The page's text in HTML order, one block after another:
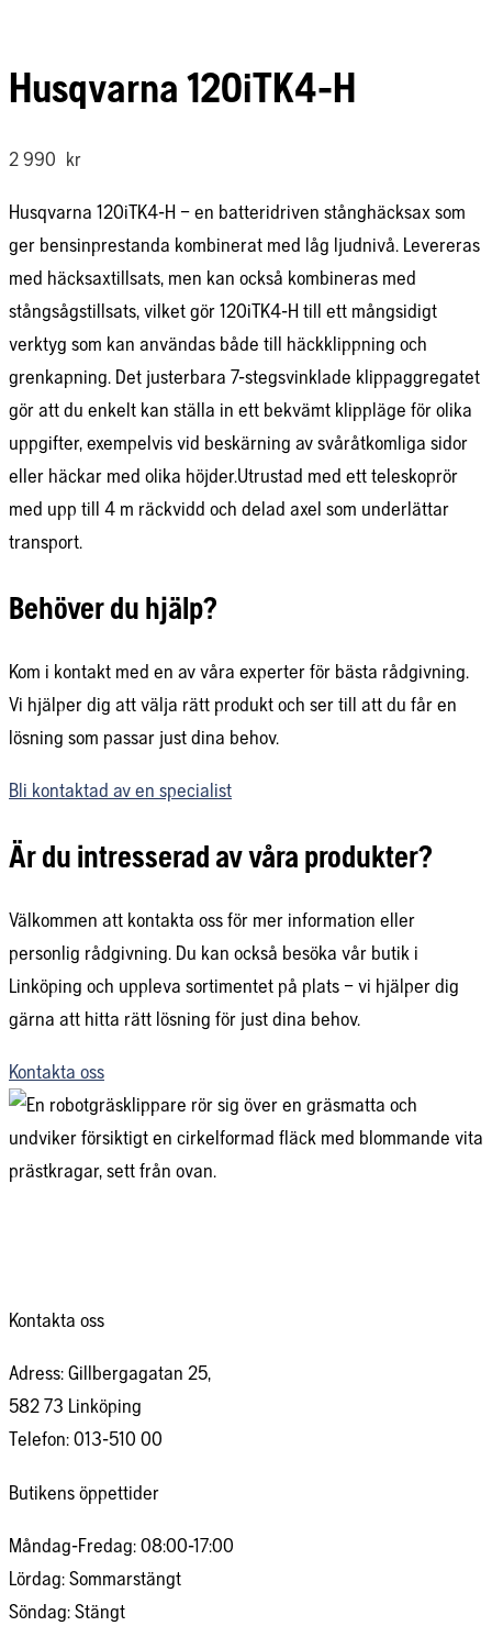
Husqvarna 120iTK4-H
2 990 kr
Husqvarna 120iTK4-H – en batteridriven stånghäcksax som
ger bensinprestanda kombinerat med låg ljudnivå. Levereras
med häcksaxtillsats, men kan också kombineras med
stångsågstillsats, vilket gör 120iTK4-H till ett mångsidigt
verktyg som kan användas både till häckklippning och
grenkapning. Det justerbara 7-stegsvinklade klippaggregatet
gör att du enkelt kan ställa in ett bekvämt klippläge för olika
uppgifter, exempelvis vid beskärning av svåråtkomliga sidor
eller häckar med olika höjder.Utrustad med ett teleskoprör
med upp till 4 m räckvidd och delad axel som underlättar
transport.
Behöver du hjälp?
Kom i kontakt med en av våra experter för bästa rådgivning.
Vi hjälper dig att välja rätt produkt och ser till att du får en
lösning som passar just dina behov.
Bli kontaktad av en specialist
Är du intresserad av våra produkter?
Välkommen att kontakta oss för mer information eller
personlig rådgivning. Du kan också besöka vår butik i
Linköping och uppleva sortimentet på plats – vi hjälper dig
gärna att hitta rätt lösning för just dina behov.
Kontakta oss
Kontakta oss
Adress: Gillbergagatan 25,
582 73 Linköping
Telefon: 013-510 00
Butikens öppettider
Måndag-Fredag: 08:00-17:00
Lördag: Sommarstängt
Söndag: Stängt